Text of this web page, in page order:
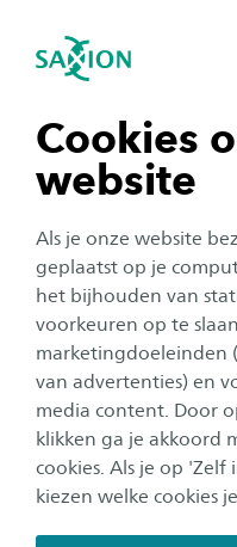
Cookies
website
Als je onze website
geplaatst op je
het bijhouden van
voorkeuren op te
marketingdoeleinden
van advertenties) en
media content. Door
klikken ga je akkoord
cookies. Als je op
kiezen welke cookies
Navigatie openen
tonen
tonen
tonen
tonen
sluiten
Maak het verschil
Subnavigatie tonen
Maak het